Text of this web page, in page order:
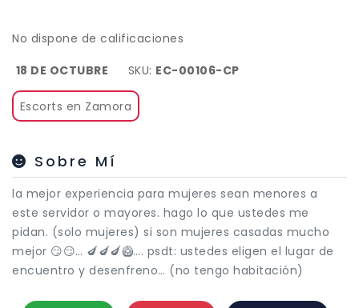
No dispone de calificaciones
18 DE OCTUBRE
SKU: EC-00106-CP
Escorts en Zamora
Sobre Mí
la mejor experiencia para mujeres sean menores a
este servidor o mayores. hago lo que ustedes me
pidan. (solo mujeres) si son mujeres casadas mucho
mejor 😏😏… 🍆🍆🍆🥝…. psdt: ustedes eligen el lugar de
encuentro y desenfreno… (no tengo habitación)